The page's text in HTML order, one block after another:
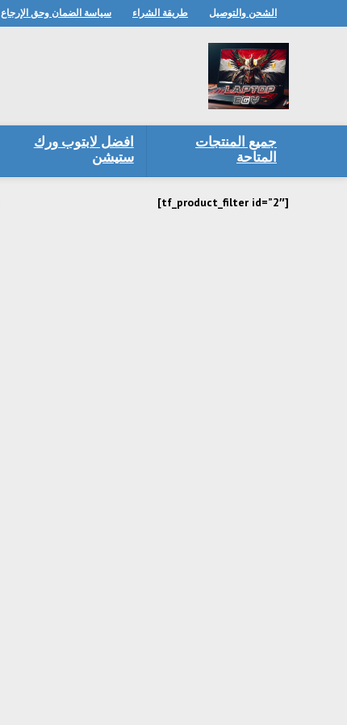
الشحن والتوصيل طريقة الشراء سياسة الضمان وحق الإرجاع
جميع المنتجات
المتاحة
افضل لابتوب ورك
ستيشن
[tf_product_filter id=”2″]